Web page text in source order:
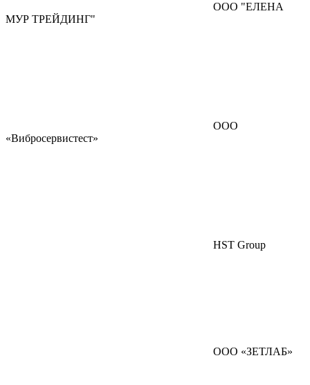
ООО "ЕЛЕНА
МУР ТРЕЙДИНГ"
ООО
«Вибросервистест»
HST Group
ООО «ЗЕТЛАБ»